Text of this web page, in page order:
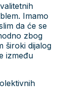
Imamo
da će se
zbog
široki dijalog
između